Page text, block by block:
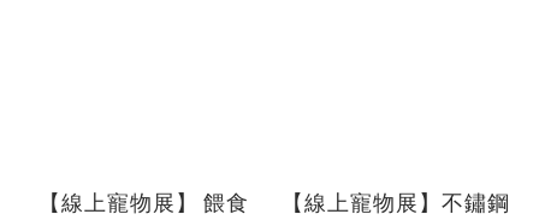
【線上寵物展】 餵食
【線上寵物展】不鏽鋼